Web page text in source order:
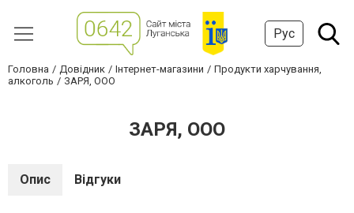
Рус
Головна Довідник Інтернет-магазини
Продукти харчування,
алкоголь
ЗАРЯ, ООО
ЗАРЯ, ООО
Опис Відгуки